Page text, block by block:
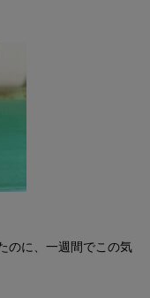
のに、一週間でこの気